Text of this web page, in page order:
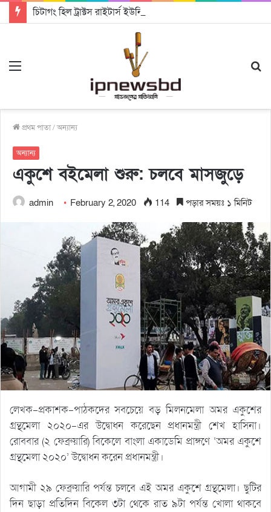
প্রথম পাতা/অন্যান্য
অন্যান্য
একুশে বইমেলা শুরু: চলবে মাসজুড়ে
admin February 2, 2020 114 পড়ার সময়ঃ ১ মিনিট
লেখক-প্রকাশক-পাঠকদের সবচেয়ে বড় মিলনমেলা অমর একুশের
গ্রন্থমেলা ২০২০-এর উদ্বোধন করেছেন প্রধানমন্ত্রী শেখ হাসিনা।
রোববার (২ ফেব্রুয়ারি) বিকেলে বাংলা একাডেমি প্রাঙ্গণে ‘অমর একুশে
গ্রন্থমেলা ২০২০’ উদ্বোধন করেন প্রধানমন্ত্রী।
আগামী ২৯ ফেব্রুয়ারি পর্যন্ত চলবে এই অমর একুশে গ্রন্থমেলা। ছুটির
দিন ছাড়া প্রতিদিন বিকেল ৩টা থেকে রাত ৯টা পর্যন্ত খোলা থাকবে